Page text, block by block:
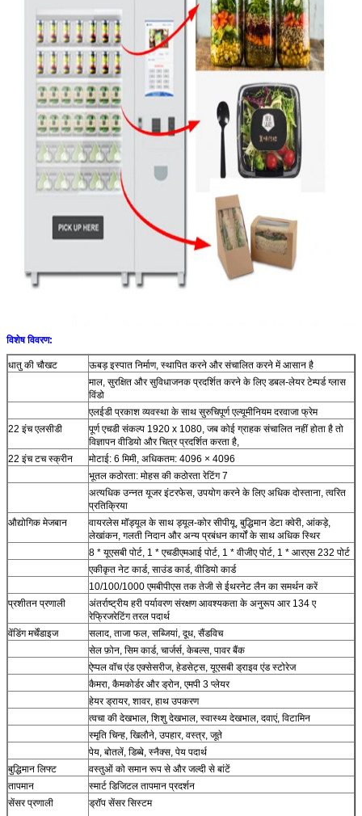
विशेष विवरण:
धातु की चौखट
ऊबड़ इस्पात निर्माण, स्थापित करने और संचालित करने में आसान है
माल, सुरक्षित और सुविधाजनक प्रदर्शित करने के लिए डबल-लेयर टेम्पर्ड ग्लास
विंडो
एलईडी प्रकाश व्यवस्था के साथ सुरुचिपूर्ण एल्यूमीनियम दरवाजा फ्रेम
22 इंच एलसीडी
पूर्ण एचडी संकल्प 1920 x 1080, जब कोई ग्राहक संचालित नहीं होता है तो
विज्ञापन वीडियो और चित्र प्रदर्शित करता है,
22 इंच टच स्क्रीन
मोटाई: 6 मिमी, अधिकतम: 4096 × 4096
भूतल कठोरता: मोहस की कठोरता रेटिंग 7
अत्यधिक उन्नत यूजर इंटरफेस, उपयोग करने के लिए अधिक दोस्ताना, त्वरित
प्रतिक्रिया
औद्योगिक मेजबान
वायरलेस मॉड्यूल के साथ ड्यूल-कोर सीपीयू, बुद्धिमान डेटा क्वेरी, आंकड़े,
लेखांकन, गलती निदान और अन्य प्रबंधन कार्यों के साथ अधिक स्थिर
8 * यूएसबी पोर्ट, 1 * एचडीएमआई पोर्ट, 1 * वीजीए पोर्ट, 1 * आरएस 232 पोर्ट
एकीकृत नेट कार्ड, साउंड कार्ड, वीडियो कार्ड
10/100/1000 एमबीपीएस तक तेजी से ईथरनेट लैन का समर्थन करें
प्रशीतन प्रणाली
अंतर्राष्ट्रीय हरी पर्यावरण संरक्षण आवश्यकता के अनुरूप आर 134 ए
रेफ्रिजरेटिंग तरल पदार्थ
वेंडिंग मर्चेंडाइज
सलाद, ताजा फल, सब्जियां, दूध, सैंडविच
सेल फ़ोन, सिम कार्ड, चार्जर्स, केबल्स, पावर बैंक
ऐप्पल वॉच एंड एक्सेसरीज, हेडसेट्स, यूएसबी ड्राइव एंड स्टोरेज
कैमरा, कैमकोर्डर और ड्रोन, एमपी 3 प्लेयर
हेयर ड्रायर, शावर, हाथ उपकरण
त्वचा की देखभाल, शिशु देखभाल, स्वास्थ्य देखभाल, दवाएं, विटामिन
स्मृति चिन्ह, खिलौने, उपहार, वस्त्र, जूते
पेय, बोतलें, डिब्बे, स्नैक्स, पेय पदार्थ
बुद्धिमान लिफ्ट
वस्तुओं को समान रूप से और जल्दी से बांटें
तापमान
स्मार्ट डिजिटल तापमान प्रदर्शन
सेंसर प्रणाली
ड्रॉप सेंसर सिस्टम